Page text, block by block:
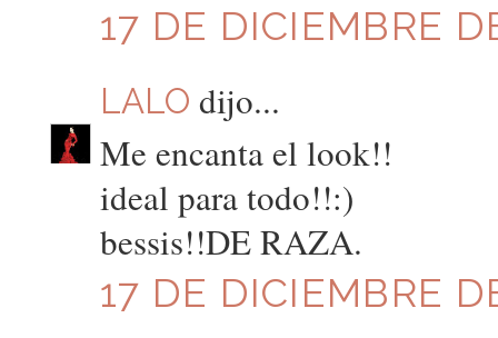
17 DE DICIEMBRE
LALO dijo...
Me encanta el look!!
ideal para todo!!:)
bessis!!DE RAZA.
17 DE DICIEMBRE